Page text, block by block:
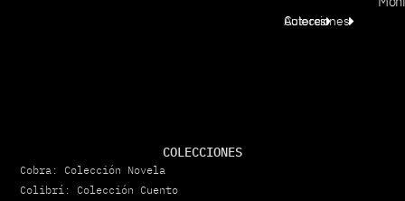
Colecciones
Autores
COLECCIONES
Cobra: Colección Novela
Colibrí: Colección Cuento